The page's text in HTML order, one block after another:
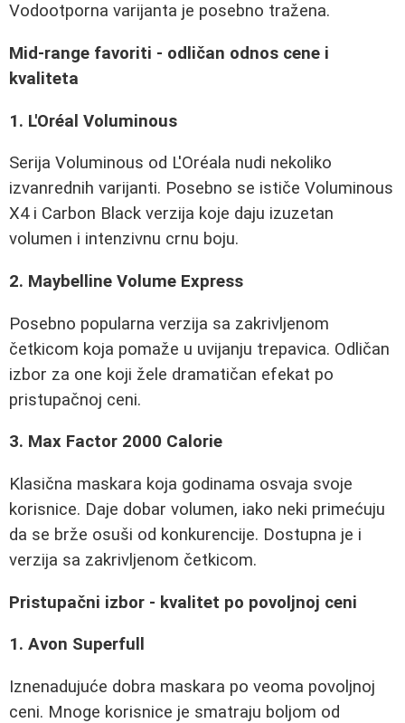
Vodootporna varijanta je posebno tražena.
Mid-range favoriti - odličan odnos cene i
kvaliteta
1. L'Oréal Voluminous
Serija Voluminous od L'Oréala nudi nekoliko
izvanrednih varijanti. Posebno se ističe Voluminous
X4 i Carbon Black verzija koje daju izuzetan
volumen i intenzivnu crnu boju.
2. Maybelline Volume Express
Posebno popularna verzija sa zakrivljenom
četkicom koja pomaže u uvijanju trepavica. Odličan
izbor za one koji žele dramatičan efekat po
pristupačnoj ceni.
3. Max Factor 2000 Calorie
Klasična maskara koja godinama osvaja svoje
korisnice. Daje dobar volumen, iako neki primećuju
da se brže osuši od konkurencije. Dostupna je i
verzija sa zakrivljenom četkicom.
Pristupačni izbor - kvalitet po povoljnoj ceni
1. Avon Superfull
Iznenadujuće dobra maskara po veoma povoljnoj
ceni. Mnoge korisnice je smatraju boljom od